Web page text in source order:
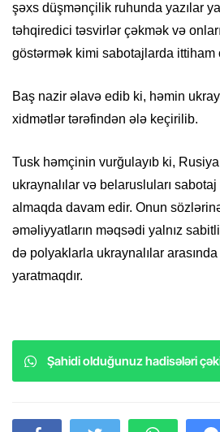
şəxs düşmənçilik ruhunda yazılar
təhqiredici təsvirlər çəkmək və
göstərmək kimi sabotajlarda ittiham
Baş nazir əlavə edib ki, həmin
xidmətlər tərəfindən ələ keçirilib.
Tusk həmçinin vurğulayıb ki,
ukraynalılar və belarusluları
almaqda davam edir. Onun
əməliyyatların məqsədi yalnız
də polyaklarla ukraynalılar arasında
yaratmaqdır.
Şahidi olduğunuz hadisələri